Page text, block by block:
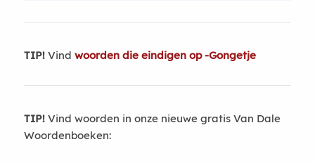
TIP!Vind woorden die eindigen op -Gongetje
TIP!Vind woorden in onze nieuwe gratis Van Dale
Woordenboeken: